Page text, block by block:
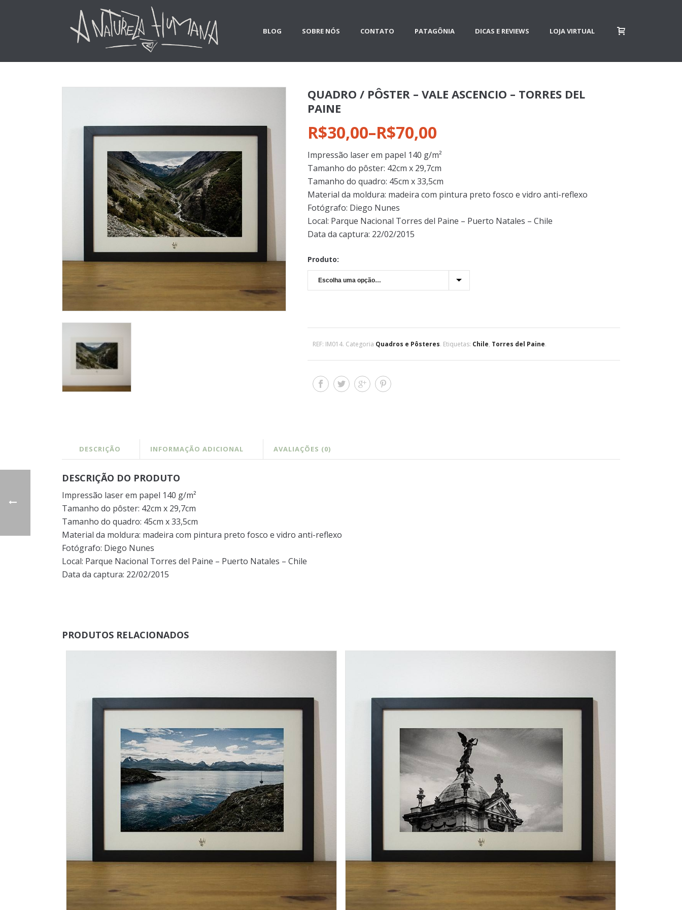
BLOG SOBRE NÓS CONTATO PATAGÔNIA DICAS E REVIEWS LOJA VIRTUAL
QUADRO / PÔSTER – VALE ASCENCIO – TORRES DEL
PAINE
R$30,00–R$70,00
Impressão laser em papel 140 g/m²
Tamanho do pôster: 42cm x 29,7cm
Tamanho do quadro: 45cm x 33,5cm
Material da moldura: madeira com pintura preto fosco e vidro anti-reflexo
Fotógrafo: Diego Nunes
Local: Parque Nacional Torres del Paine – Puerto Natales – Chile
Data da captura: 22/02/2015
Produto:
REF: IM014. Categoria Quadros e Pôsteres. Etiquetas: Chile, Torres del Paine.
DESCRIÇÃO INFORMAÇÃO ADICIONAL AVALIAÇÕES (0)
DESCRIÇÃO DO PRODUTO
Impressão laser em papel 140 g/m²
Tamanho do pôster: 42cm x 29,7cm
Tamanho do quadro: 45cm x 33,5cm
Material da moldura: madeira com pintura preto fosco e vidro anti-reflexo
Fotógrafo: Diego Nunes
Local: Parque Nacional Torres del Paine – Puerto Natales – Chile
Data da captura: 22/02/2015
PRODUTOS RELACIONADOS